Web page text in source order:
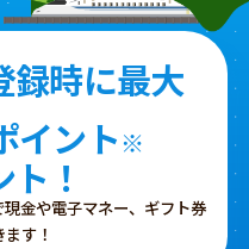
録時に最大
イント※
！
金や電子マネー、ギフト券
す！